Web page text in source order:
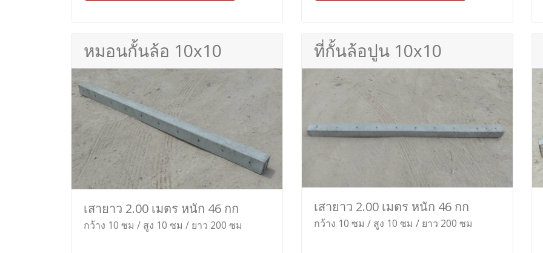
หมอนกั้นล้อ 10x10
เสายาว 2.00 เมตร หนัก 46 กก
กว้าง 10 ซม / สูง 10 ซม / ยาว 200 ซม
ที่กั้นล้อปูน 10x10
เสายาว 2.00 เมตร หนัก 46 กก
กว้าง 10 ซม / สูง 10 ซม / ยาว 200 ซม